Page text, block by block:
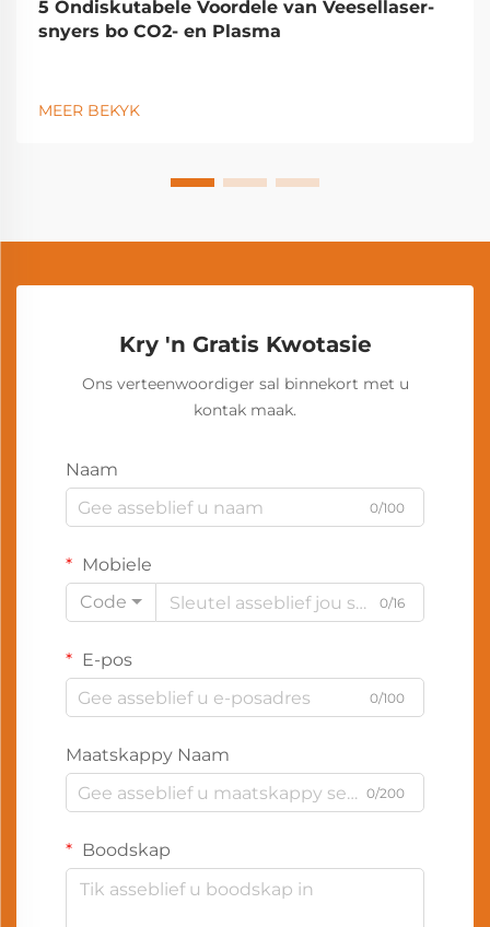
5 Ondiskutabele Voordele van Veesellaser-
snyers bo CO2- en Plasma
MEER BEKYK
Kry 'n Gratis Kwotasie
Ons verteenwoordiger sal binnekort met u
kontak maak.
Naam
0/100
Mobiele
Code
0/16
E-pos
0/100
Maatskappy Naam
0/200
Boodskap